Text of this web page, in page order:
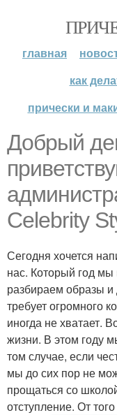
главная
как
прически и
Добрый
Celebrity
Сегодня хочется
нас. Который год
разбираем образы и
требует огромного
иногда не хватает.
жизни. В этом году
том случае, если
мы до сих пор не
прощаться со
отступление. От